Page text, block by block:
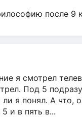
после 9
я смотрел
Под 5
я понял. А что,
и в пять в...